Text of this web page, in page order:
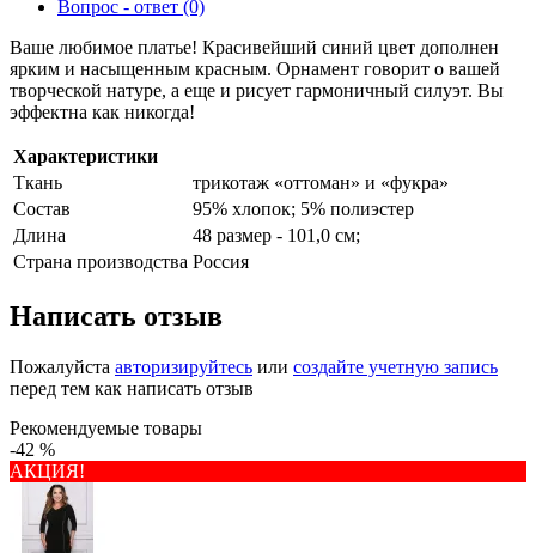
Вопрос - ответ (0)
Ваше любимое платье! Красивейший синий цвет дополнен
ярким и насыщенным красным. Орнамент говорит о вашей
творческой натуре, а еще и рисует гармоничный силуэт. Вы
эффектна как никогда!
Характеристики
Ткань
трикотаж «оттоман» и «фукра»
Состав
95% хлопок; 5% полиэстер
Длина
48 размер - 101,0 см;
Страна производства Россия
Написать отзыв
Пожалуйста авторизируйтесь или создайте учетную запись
перед тем как написать отзыв
Рекомендуемые товары
-42 %
АКЦИЯ!